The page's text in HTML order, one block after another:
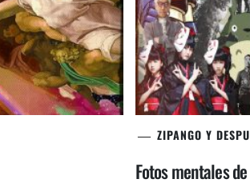
ZIPANGO Y
Fotos mentales